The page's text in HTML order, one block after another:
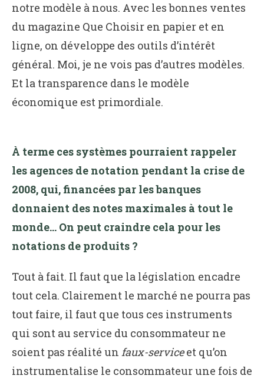
notre modèle à nous. Avec les bonnes ventes
du magazine Que Choisir en papier et en
ligne, on développe des outils d’intérêt
général. Moi, je ne vois pas d’autres modèles.
Et la transparence dans le modèle
économique est primordiale.
À terme ces systèmes pourraient rappeler
les agences de notation pendant la crise de
2008, qui, financées par les banques
donnaient des notes maximales à tout le
monde… On peut craindre cela pour les
notations de produits ?
Tout à fait. Il faut que la législation encadre
tout cela. Clairement le marché ne pourra pas
tout faire, il faut que tous ces instruments
qui sont au service du consommateur ne
soient pas réalité un faux-serviceet qu’on
instrumentalise le consommateur une fois de